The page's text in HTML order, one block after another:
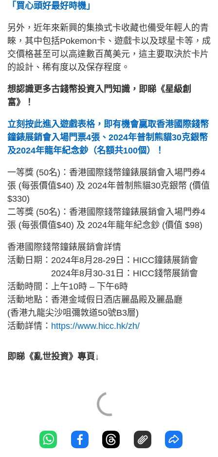
「買心頭好最好時機」
另外，近年來新興的集換式卡收藏也備受年輕人的青
睞，其中包括Pokemon卡、遊戲卡以及球星卡等，成
交價格甚至可以高達數百萬美元，這主要取決於卡片
的設計、稀有度以及保存程度。
想認識更多古錢幣投資入門知識，即睇《星級創
富》！
立刻按此進入遊戲表格，即有機會贏取香港國際錢幣
鐘錶展銷會入場門票4張、2024年普制熊貓30克銀幣
及2024年龍年紀念鈔（名額共100個）！
一等獎 (50名)：香港國際錢幣鐘錶展銷會入場門券4
張 (每張價值$40) 及 2024年普制熊貓30克銀幣 (價值
$330)
二等獎 (50名)：香港國際錢幣鐘錶展銷會入場門券4
張 (每張價值$40) 及 2024年龍年紀念鈔 (價值 $98)
香港國際錢幣鐘錶展銷會詳情
活動日期：2024年8月28-29日：HICC鐘錶展銷會
2024年8月30-31日：HICC錢幣展銷會
活動時間：上午10時 – 下午6時
活動地點：香港金域假日酒店麗晶殿及麗晶廳
(香港九龍尖沙咀彌敦道50號B3層)
活動詳情： https://www.hicc.hk/zh/
即睇《亂世投資》專頁↓